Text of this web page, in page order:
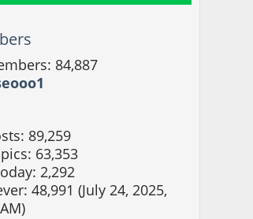
84,887
89,259
63,353
2,292
48,991 (July 24, 2025,